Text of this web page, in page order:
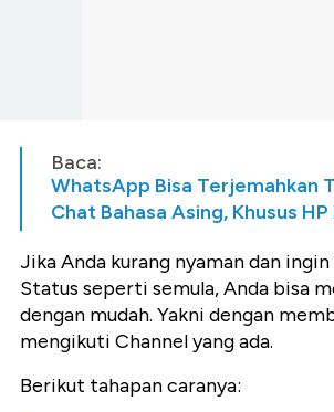
Baca:
WhatsApp Bisa Terjemahkan
Chat Bahasa Asing, Khusus HP
Jika Anda kurang nyaman dan
Status seperti semula, Anda bisa
dengan mudah. Yakni dengan
mengikuti Channel yang ada.
Berikut tahapan caranya: